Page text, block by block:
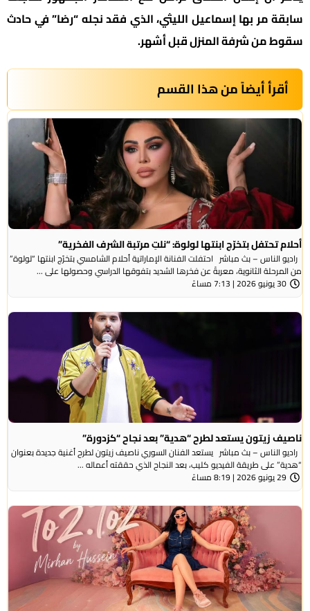
سابقة مر بها إسماعيل الليثي، الذي فقد نجله “رضا” في حادث
سقوط من شرفة المنزل قبل أشهر.
أقرأ أيضاً من هذا القسم
أحلام تحتفل بتخرّج ابنتها لولوة: “نلتِ مرتبة الشرف الفخرية”
راديو الناس – بث مباشر احتفلت الفنانة الإماراتية أحلام الشامسي بتخرّج ابنتها “لولوة”
من المرحلة الثانوية، معربةً عن فخرها الشديد بتفوقها الدراسي وحصولها على ...
30 يونيو 2026 | 7:13 مساءً
ناصيف زيتون يستعد لطرح “هدية” بعد نجاح “كزدورة”
راديو الناس – بث مباشر يستعد الفنان السوري ناصيف زيتون لطرح أغنية جديدة بعنوان
“هدية” على طريقة الفيديو كليب، بعد النجاح الذي حققته أعماله ...
29 يونيو 2026 | 8:19 مساءً